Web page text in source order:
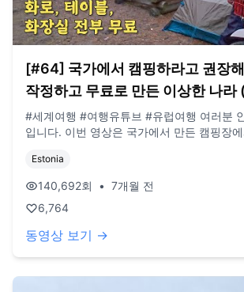
[#64] 국가에서 캠핑하라고 권장
작정하고 무료로 만든 이상한 나라
🇪🇪)
#세계여행 #여행유튜브 #유럽여행 여러분 안녕하세요, 송숲
입니다. 이번 영상은 국가에서 만든 캠핑장에서 무료로 캠핑한
하루 보내시길 바랍니다. 오늘도 사랑합니다. 비즈니스 이메
일: biz@companyboat.com 개인 이메일:
dlstjr8585@naver.com 인스타그램: song_forest
GoPro12 black, Iphone 13 드론: DJI Mini
Estonia
140,692회 • 7개월 전
6,764
동영상 보기 →